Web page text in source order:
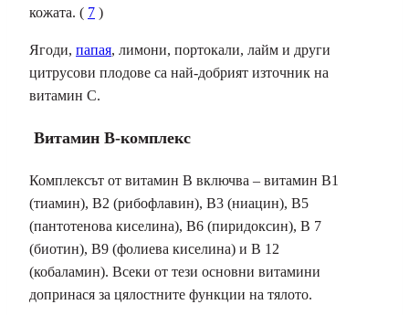
кожата. ( 7 )
Ягоди, папая, лимони, портокали, лайм и други
цитрусови плодове са най-добрият източник на
витамин С.
Витамин В-комплекс
Комплексът от витамин В включва – витамин B1
(тиамин), B2 (рибофлавин), B3 (ниацин), B5
(пантотенова киселина), B6 ​​(пиридоксин), B 7
(биотин), B9 (фолиева киселина) и B 12
(кобаламин). Всеки от тези основни витамини
допринася за цялостните функции на тялото.